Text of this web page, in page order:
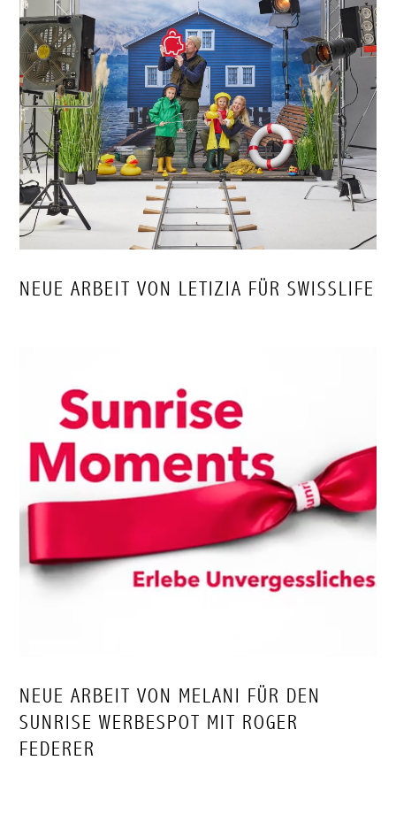
NEUE ARBEIT VON LETIZIA FÜR SWISSLIFE
NEUE ARBEIT VON MELANI FÜR DEN
SUNRISE WERBESPOT MIT ROGER
FEDERER